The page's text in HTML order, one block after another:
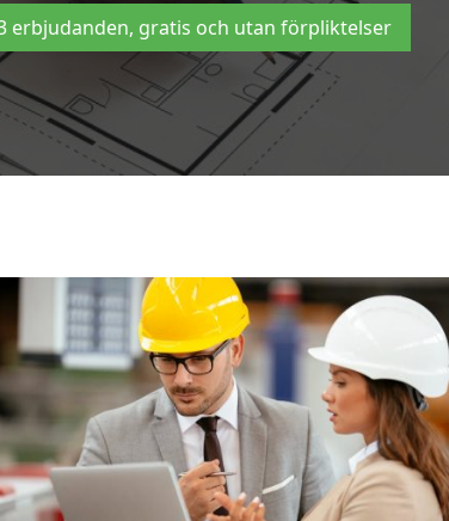
erbjudanden, gratis och utan förpliktelser